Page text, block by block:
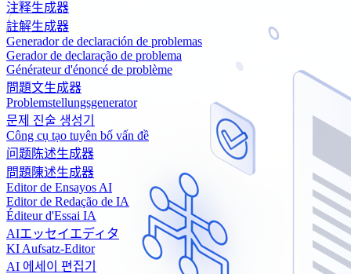
注释生成器
註解生成器
Generador de declaración de problemas
Gerador de declaração de problema
Générateur d'énoncé de problème
問題文生成器
Problemstellungsgenerator
문제 진술 생성기
Công cụ tạo tuyên bố vấn đề
问题陈述生成器
問題陳述生成器
Editor de Ensayos AI
Editor de Redação de IA
Éditeur d'Essai IA
AIエッセイエディタ
KI Aufsatz-Editor
AI 에세이 편집기